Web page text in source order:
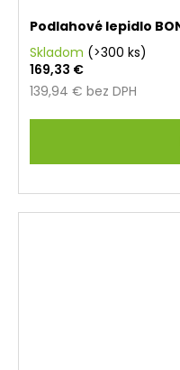
Podlahové lepidlo
Skladom (>300 ks)
139,94 € bez DPH
169,33 €